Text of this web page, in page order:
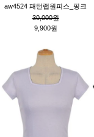
aw4524 패턴랩원피스_핑크
30,000원
9,900원